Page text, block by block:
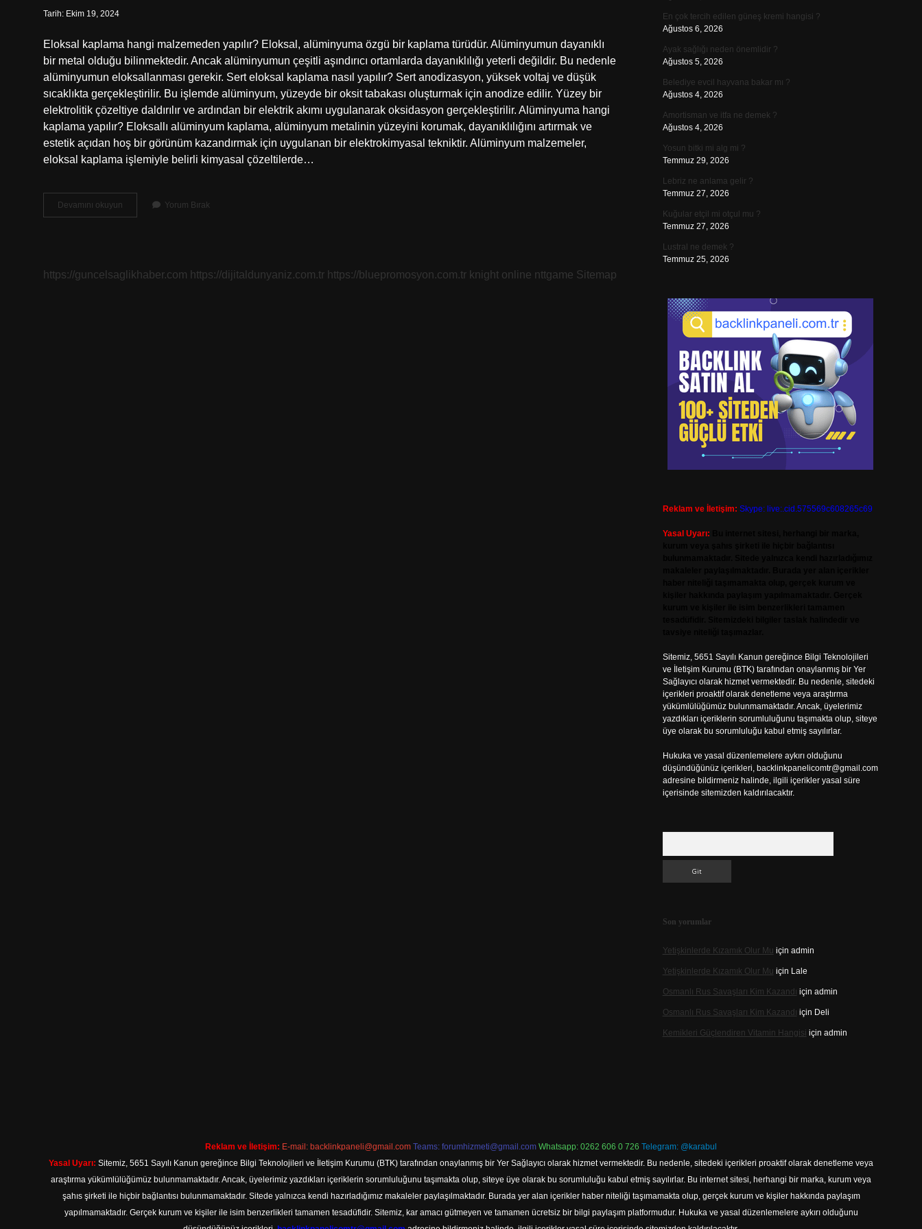
Tarih: Ekim 19, 2024
Eloksal kaplama hangi malzemeden yapılır? Eloksal, alüminyuma özgü bir kaplama türüdür. Alüminyumun dayanıklı
bir metal olduğu bilinmektedir. Ancak alüminyumun çeşitli aşındırıcı ortamlarda dayanıklılığı yeterli değildir. Bu nedenle
alüminyumun eloksallanması gerekir. Sert eloksal kaplama nasıl yapılır? Sert anodizasyon, yüksek voltaj ve düşük
sıcaklıkta gerçekleştirilir. Bu işlemde alüminyum, yüzeyde bir oksit tabakası oluşturmak için anodize edilir. Yüzey bir
elektrolitik çözeltiye daldırılır ve ardından bir elektrik akımı uygulanarak oksidasyon gerçekleştirilir. Alüminyuma hangi
kaplama yapılır? Eloksallı alüminyum kaplama, alüminyum metalinin yüzeyini korumak, dayanıklılığını artırmak ve
estetik açıdan hoş bir görünüm kazandırmak için uygulanan bir elektrokimyasal tekniktir. Alüminyum malzemeler,
eloksal kaplama işlemiyle belirli kimyasal çözeltilerde…
Devamını okuyun
Kaplama
Yorum Bırak
https://guncelsaglikhaber.com https://dijitaldunyaniz.com.tr https://bluepromosyon.com.tr knight online nttgame Sitemap
En çok tercih edilen güneş kremi hangisi ?
Ağustos 6, 2026
Ayak sağlığı neden önemlidir ?
Ağustos 5, 2026
Belediye evcil hayvana bakar mı ?
Ağustos 4, 2026
Amortisman ve itfa ne demek ?
Ağustos 4, 2026
Yosun bitki mi alg mi ?
Temmuz 29, 2026
Lebriz ne anlama gelir ?
Temmuz 27, 2026
Kuğular etçil mi otçul mu ?
Temmuz 27, 2026
Lustral ne demek ?
Temmuz 25, 2026
Reklam ve İletişim: Skype: live:.cid.575569c608265c69
Yasal Uyarı:
Sitemiz, 5651 Sayılı Kanun gereğince Bilgi Teknolojileri
ve İletişim Kurumu (BTK) tarafından onaylanmış bir Yer
Sağlayıcı olarak hizmet vermektedir. Bu nedenle, sitedeki
içerikleri proaktif olarak denetleme veya araştırma
yükümlülüğümüz bulunmamaktadır. Ancak, üyelerimiz
yazdıkları içeriklerin sorumluluğunu taşımakta olup, siteye
üye olarak bu sorumluluğu kabul etmiş sayılırlar.
Hukuka ve yasal düzenlemelere aykırı olduğunu
düşündüğünüz içerikleri, backlinkpanelicomtr@gmail.com
adresine bildirmeniz halinde, ilgili içerikler yasal süre
içerisinde sitemizden kaldırılacaktır.
Son yorumlar
Yetişkinlerde Kızamık Olur Mu için admin
Yetişkinlerde Kızamık Olur Mu için Lale
Osmanlı Rus Savaşları Kim Kazandı için admin
Osmanlı Rus Savaşları Kim Kazandı için Deli
Kemikleri Güçlendiren Vitamin Hangisi için admin
Reklam ve İletişim: E-mail: backlinkpaneli@gmail.com Teams: forumhizmeti@gmail.com Whatsapp: 0262 606 0 726 Telegram: @karabul
Yasal Uyarı: Sitemiz, 5651 Sayılı Kanun gereğince Bilgi Teknolojileri ve İletişim Kurumu (BTK) tarafından onaylanmış bir Yer Sağlayıcı olarak hizmet vermektedir. Bu nedenle, sitedeki içerikleri proaktif olarak denetleme veya
araştırma yükümlülüğümüz bulunmamaktadır. Ancak, üyelerimiz yazdıkları içeriklerin sorumluluğunu taşımakta olup, siteye üye olarak bu sorumluluğu kabul etmiş sayılırlar. Bu internet sitesi, herhangi bir marka, kurum veya
şahıs şirketi ile hiçbir bağlantısı bulunmamaktadır. Sitede yalnızca kendi hazırladığımız makaleler paylaşılmaktadır. Burada yer alan içerikler haber niteliği taşımamakta olup, gerçek kurum ve kişiler hakkında paylaşım
yapılmamaktadır. Gerçek kurum ve kişiler ile isim benzerlikleri tamamen tesadüfidir. Sitemiz, kar amacı gütmeyen ve tamamen ücretsiz bir bilgi paylaşım platformudur. Hukuka ve yasal düzenlemelere aykırı olduğunu